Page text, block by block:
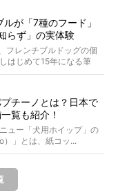
が「7種のフード」
らず」の実体験
フレンチブルドッグの個
はじめて15年になる筆
チーノとは？日本で
覧も紹介！
ュー「犬用ホイップ」の
」とは、紙コッ...